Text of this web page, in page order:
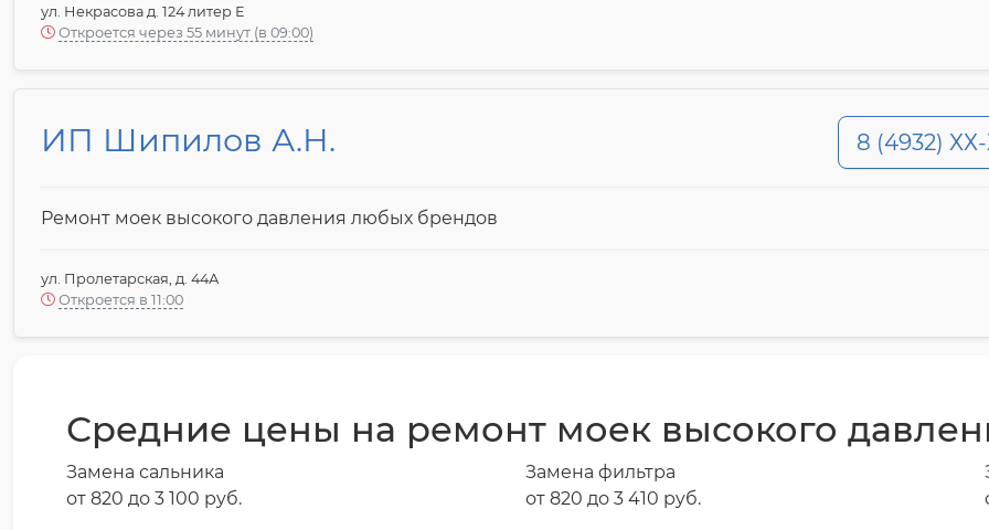
ул. Некрасова д. 124 литер Е
Откроется через 55 минут (в 09:00)
ИП Шипилов А.Н. 8 (4932)
Ремонт моек высокого давления любых брендов
ул. Пролетарская, д. 44А
Откроется в 11:00
Средние цены на ремонт моек высокого
Замена сальника
от 820 до 3 100 pyб.
Замена фильтра
от 820 до 3 410 pyб.